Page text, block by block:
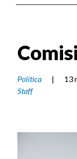
Política |
13
Staff